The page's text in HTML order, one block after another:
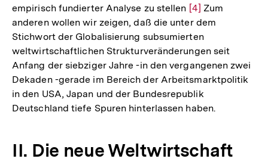
empirisch fundierter Analyse zu stellen Zur
Auflösung
der
Fußnote
[4] Zum
anderen wollen wir zeigen, daß die unter dem
Stichwort der Globalisierung subsumierten
weltwirtschaftlichen Strukturveränderungen seit
Anfang der siebziger Jahre -in den vergangenen zwei
Dekaden -gerade im Bereich der Arbeitsmarktpolitik
in den USA, Japan und der Bundesrepublik
Deutschland tiefe Spuren hinterlassen haben.
II. Die neue Weltwirtschaft